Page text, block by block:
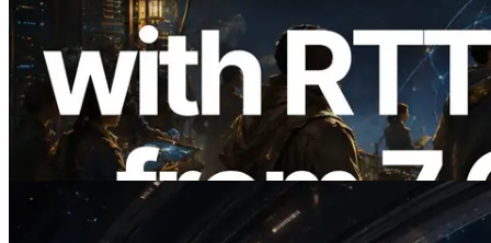
ERPC Memperluas Solana Leader Slot
API dengan Pengukuran Ping dari 7
Region Global — Validators Information
API Juga Diluncurkan